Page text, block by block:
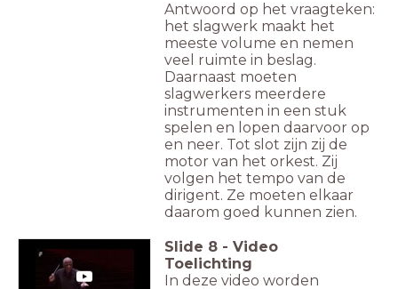
Antwoord op het vraagteken:
het slagwerk maakt het
meeste volume en nemen
veel ruimte in beslag.
Daarnaast moeten
slagwerkers meerdere
instrumenten in een stuk
spelen en lopen daarvoor op
en neer. Tot slot zijn zij de
motor van het orkest. Zij
volgen het tempo van de
dirigent. Ze moeten elkaar
daarom goed kunnen zien.
Slide 8 - Video
Toelichting
In deze video worden